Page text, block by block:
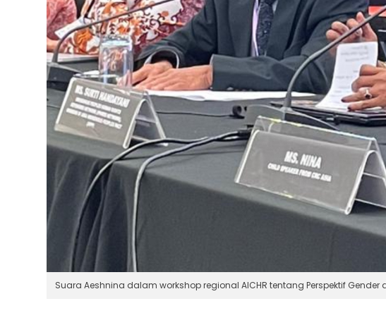
Suara Aeshnina dalam workshop regional AICHR tentang Perspektif